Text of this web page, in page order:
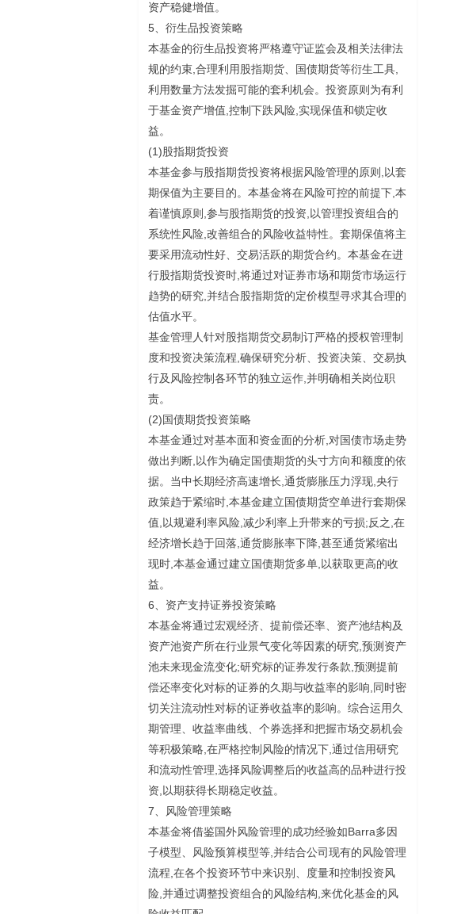
资产稳健增值。
5、衍生品投资策略
本基金的衍生品投资将严格遵守证监会及相关法律法
规的约束,合理利用股指期货、国债期货等衍生工具,
利用数量方法发掘可能的套利机会。投资原则为有利
于基金资产增值,控制下跌风险,实现保值和锁定收
益。
(1)股指期货投资
本基金参与股指期货投资将根据风险管理的原则,以套
期保值为主要目的。本基金将在风险可控的前提下,本
着谨慎原则,参与股指期货的投资,以管理投资组合的
系统性风险,改善组合的风险收益特性。套期保值将主
要采用流动性好、交易活跃的期货合约。本基金在进
行股指期货投资时,将通过对证券市场和期货市场运行
趋势的研究,并结合股指期货的定价模型寻求其合理的
估值水平。
基金管理人针对股指期货交易制订严格的授权管理制
度和投资决策流程,确保研究分析、投资决策、交易执
行及风险控制各环节的独立运作,并明确相关岗位职
责。
(2)国债期货投资策略
本基金通过对基本面和资金面的分析,对国债市场走势
做出判断,以作为确定国债期货的头寸方向和额度的依
据。当中长期经济高速增长,通货膨胀压力浮现,央行
政策趋于紧缩时,本基金建立国债期货空单进行套期保
值,以规避利率风险,减少利率上升带来的亏损;反之,在
经济增长趋于回落,通货膨胀率下降,甚至通货紧缩出
现时,本基金通过建立国债期货多单,以获取更高的收
益。
6、资产支持证券投资策略
本基金将通过宏观经济、提前偿还率、资产池结构及
资产池资产所在行业景气变化等因素的研究,预测资产
池未来现金流变化;研究标的证券发行条款,预测提前
偿还率变化对标的证券的久期与收益率的影响,同时密
切关注流动性对标的证券收益率的影响。综合运用久
期管理、收益率曲线、个券选择和把握市场交易机会
等积极策略,在严格控制风险的情况下,通过信用研究
和流动性管理,选择风险调整后的收益高的品种进行投
资,以期获得长期稳定收益。
7、风险管理策略
本基金将借鉴国外风险管理的成功经验如Barra多因
子模型、风险预算模型等,并结合公司现有的风险管理
流程,在各个投资环节中来识别、度量和控制投资风
险,并通过调整投资组合的风险结构,来优化基金的风